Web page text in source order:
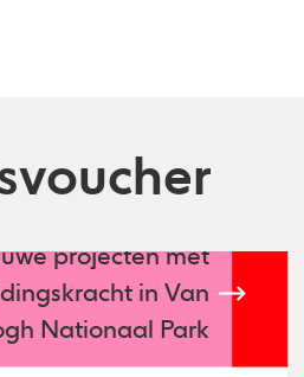
projecten mét
in Van
Nationaal Park